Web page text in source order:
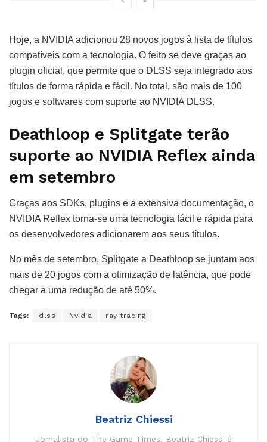
Hoje, a NVIDIA adicionou 28 novos jogos à lista de títulos
compatíveis com a tecnologia. O feito se deve graças ao
plugin oficial, que permite que o DLSS seja integrado aos
títulos de forma rápida e fácil. No total, são mais de 100
jogos e softwares com suporte ao NVIDIA DLSS.
Deathloop e Splitgate terão
suporte ao NVIDIA Reflex ainda
em setembro
Graças aos SDKs, plugins e a extensiva documentação, o
NVIDIA Reflex torna-se uma tecnologia fácil e rápida para
os desenvolvedores adicionarem aos seus títulos.
No mês de setembro, Splitgate a Deathloop se juntam aos
mais de 20 jogos com a otimização de latência, que pode
chegar a uma redução de até 50%.
Tags: dlss Nvidia ray tracing
Beatriz Chiessi
Jornalista do The Game Times, Beatriz Chiessi é